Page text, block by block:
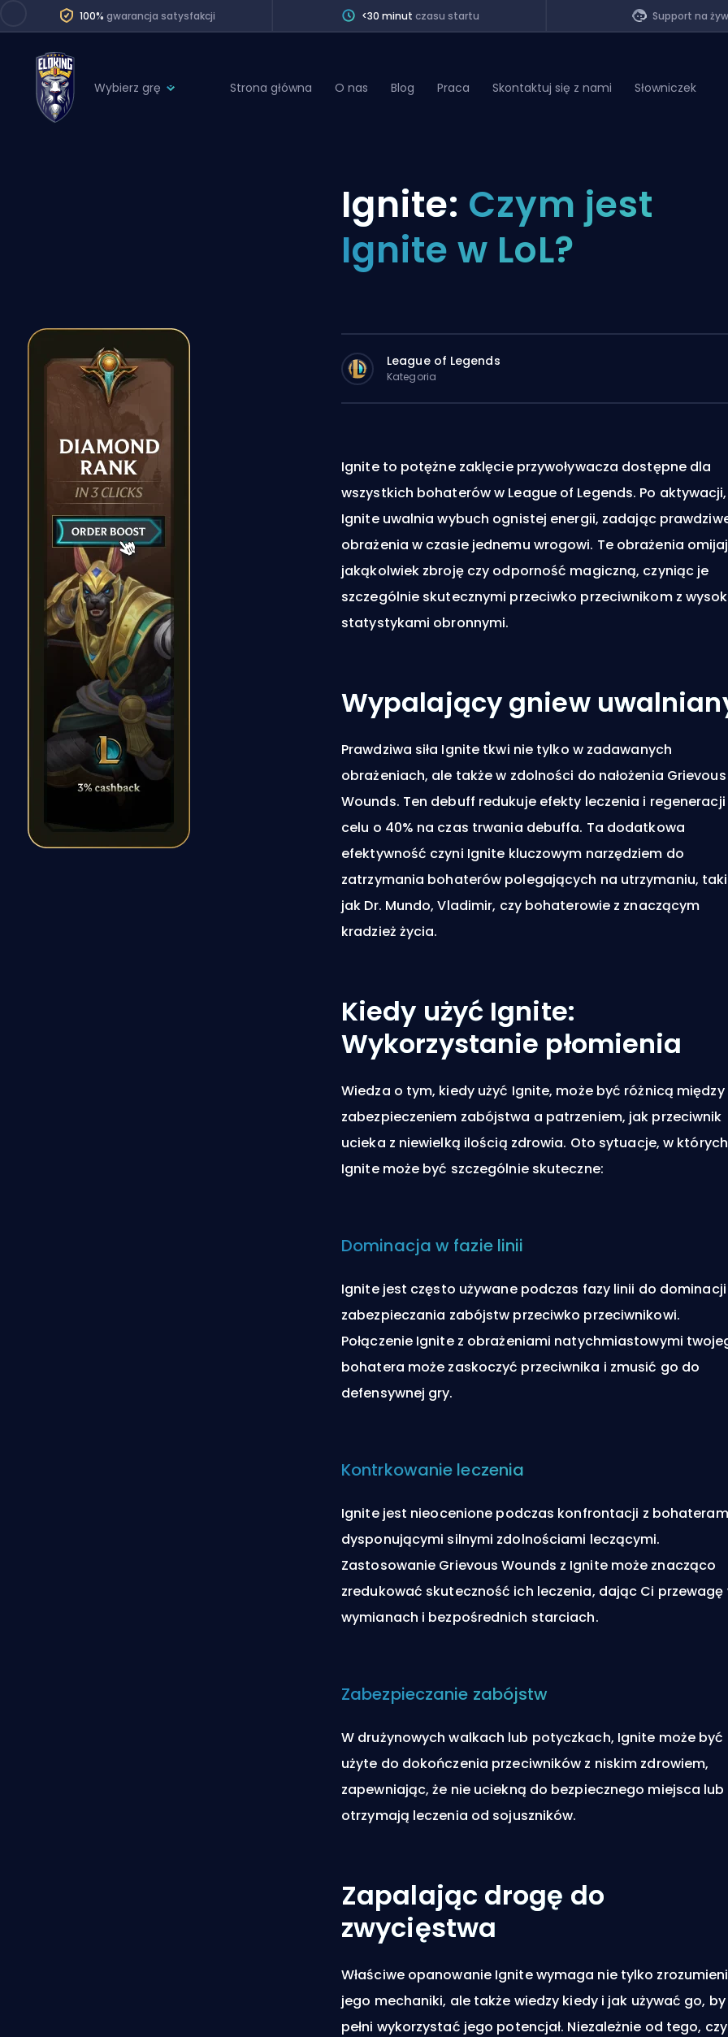
100% gwarancja satysfakcji <30 minutczasu startu Support na
Wybierz grę
Path of Exile 2
Division Boost
Placements
Teammate
Strona główna O nas Blog Praca Skontaktuj się z nami Słowniczek
Ignite: Czym jest
Ignite w LoL?
League of Legends
Kategoria
Ignite to potężne zaklęcie przywoływacza dostępne dla
wszystkich bohaterów w League of Legends. Po aktywacji,
Ignite uwalnia wybuch ognistej energii, zadając
obrażenia w czasiejednemu wrogowi. Te obrażenia
jakąkolwiek zbroję czy odporność magiczną, czyniąc je
szczególnie skutecznymi przeciwko przeciwnikom z
statystykami obronnymi.
Wypalający gniew
Prawdziwa siła Ignite tkwi nie tylko w zadawanych
obrażeniach, ale także w zdolności do nałożenia Grievous
Wounds. Ten debuff redukuje efekty leczenia i regeneracji
celu o 40% na czas trwania debuffa. Ta dodatkowa
efektywność czyni Ignite kluczowym narzędziem do
zatrzymania bohaterów polegających na utrzymaniu,
jak Dr. Mundo, Vladimir, czy bohaterowie z znaczącym
kradzież życia.
Kiedy użyć Ignite:
Wykorzystanie płomienia
Wiedza o tym, kiedy użyć Ignite, może być różnicą między
zabezpieczeniem zabójstwa a patrzeniem, jak przeciwnik
ucieka z niewielką ilością zdrowia. Oto sytuacje, w których
Ignite może być szczególnie skuteczne:
Dominacja w fazie linii
Ignite jest często używane podczas fazy linii do
zabezpieczania zabójstw przeciwko przeciwnikowi.
Połączenie Ignite z obrażeniami natychmiastowymi
bohatera może zaskoczyć przeciwnika i zmusić go do
defensywnej gry.
Kontrkowanie leczenia
Ignite jest nieocenione podczas konfrontacji z
dysponującymi silnymi zdolnościami leczącymi.
Zastosowanie Grievous Wounds z Ignite może znacząco
zredukować skuteczność ich leczenia, dając Ci przewagę
wymianach i bezpośrednich starciach.
Zabezpieczanie zabójstw
W drużynowych walkach lub potyczkach, Ignite może być
użyte do dokończenia przeciwników z niskim zdrowiem,
zapewniając, że nie uciekną do bezpiecznego miejsca lub
otrzymają leczenia od sojuszników.
Zapalając drogę do
zwycięstwa
Właściwe opanowanie Ignite wymaga nie tylko
jego mechaniki, ale także wiedzy kiedy i jak używać go, by
pełni wykorzystać jego potencjał. Niezależnie od tego, czy